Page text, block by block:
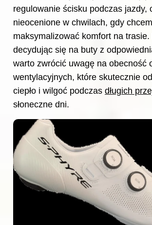
regulowanie ścisku podczas jazdy,
nieocenione w chwilach, gdy
maksymalizować komfort na trasie.
decydując się na buty z
warto zwrócić uwagę na obecność
wentylacyjnych, które skutecznie
ciepło i wilgoć podczas długich
słoneczne dni.